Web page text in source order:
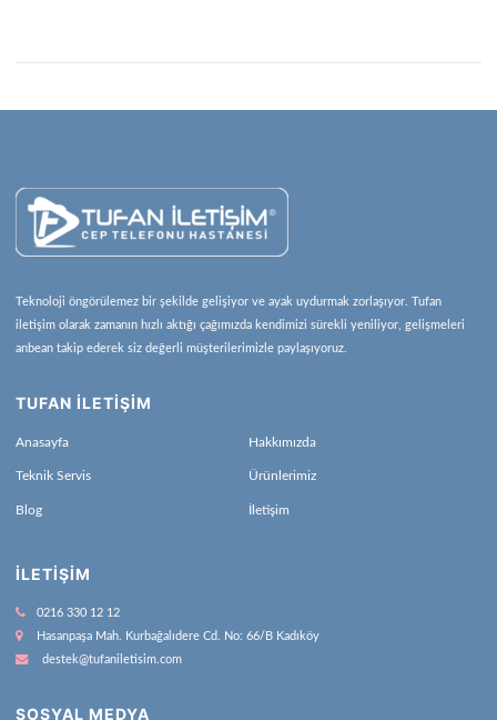
Teknoloji öngörülemez bir şekilde gelişiyor ve ayak uydurmak zorlaşıyor. Tufan
iletişim olarak zamanın hızlı aktığı çağımızda kendimizi sürekli yeniliyor, gelişmeleri
anbean takip ederek siz değerli müşterilerimizle paylaşıyoruz.
TUFAN İLETİŞİM
Anasayfa Hakkımızda
Teknik Servis Ürünlerimiz
Blog İletişim
İLETIŞIM
0216 330 12 12
Hasanpaşa Mah. Kurbağalıdere Cd. No: 66/B Kadıköy
destek@tufaniletisim.com
SOSYAL MEDYA